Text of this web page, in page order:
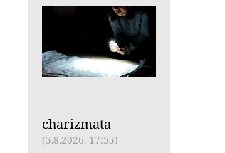
charizmata
(5.8.2026, 17:55)